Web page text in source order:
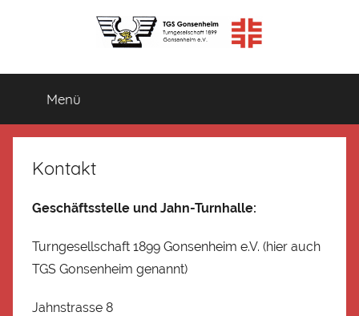
TGS
Gonsenheim
Gonsenheim
e.V.
Menü
Kontakt
Geschäftsstelle und Jahn-Turnhalle:
Turngesellschaft 1899 Gonsenheim e.V. (hier auch
TGS Gonsenheim genannt)
Jahnstrasse 8